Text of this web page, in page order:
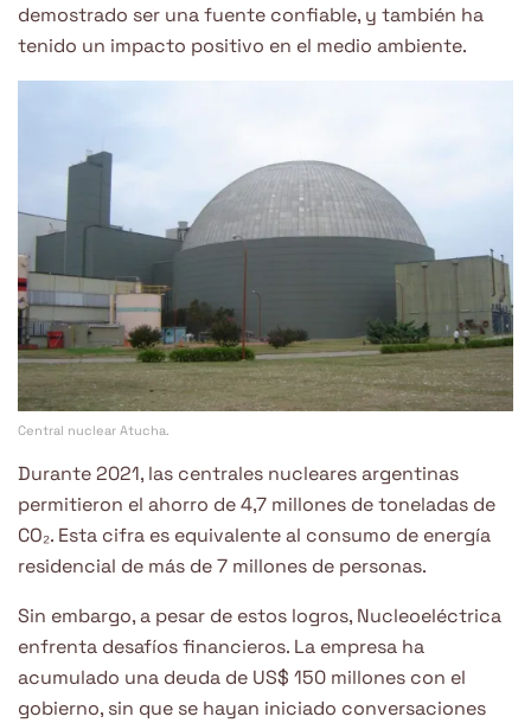
demostrado ser una fuente confiable, y también ha
tenido un impacto positivo en el medio ambiente.
Central nuclear Atucha.
Durante 2021, las centrales nucleares argentinas
permitieron el ahorro de 4,7 millones de toneladas de
CO₂. Esta cifra es equivalente al consumo de energía
residencial de más de 7 millones de personas.
Sin embargo, a pesar de estos logros, Nucleoeléctrica
enfrenta desafíos financieros. La empresa ha
acumulado una deuda de US$ 150 millones con el
gobierno, sin que se hayan iniciado conversaciones